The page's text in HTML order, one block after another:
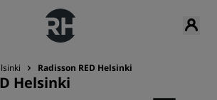
Radisson RED Helsinki
Helsinki